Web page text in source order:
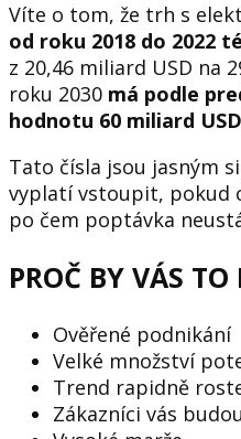
Víte o tom, že trh s
od roku 2018 do 2022
z 20,46 miliard USD na
roku 2030 má podle
hodnotu 60 miliard
Tato čísla jsou jasným
vyplatí vstoupit, pokud
po čem poptávka
PROČ BY VÁS
Ověřené podnikání
Velké množství
Trend rapidně
Zákazníci vás